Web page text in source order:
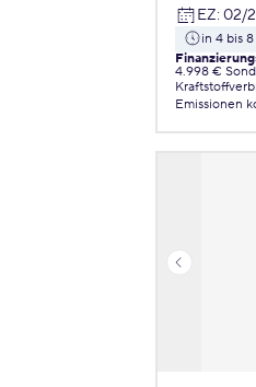
EZ: 02/
in 4 bis
4.998 €
Emissionen